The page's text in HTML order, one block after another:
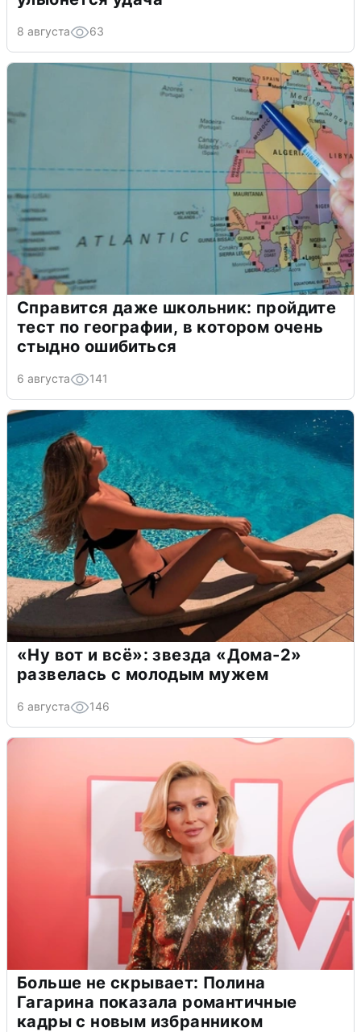
8 августа 63
Справится даже школьник: пройдите
тест по географии, в котором очень
стыдно ошибиться
6 августа 141
«Ну вот и всё»: звезда «Дома-2»
развелась с молодым мужем
6 августа 146
Больше не скрывает: Полина
Гагарина показала романтичные
кадры с новым избранником